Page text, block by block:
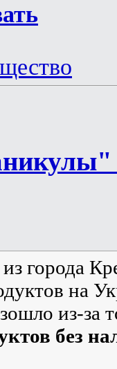
города
на
из-за
без